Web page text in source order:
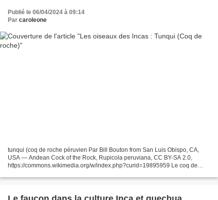
Publié le 06/04/2024 à 09:14
Par caroleone
tunqui (coq de roche péruvien Par Bill Bouton from San Luis Obispo, CA,
USA — Andean Cock of the Rock, Rupicola peruviana, CC BY-SA 2.0,
https://commons.wikimedia.org/w/index.php?curid=19895959 Le coq de